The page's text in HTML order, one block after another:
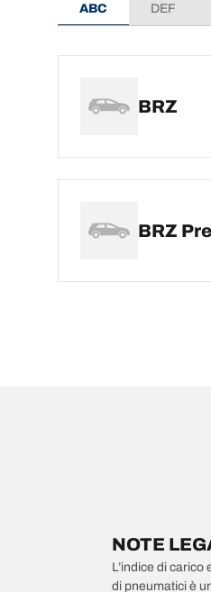
ABC DEF
BRZ
BRZ
NOTE
L’indice di
di pneumatici è